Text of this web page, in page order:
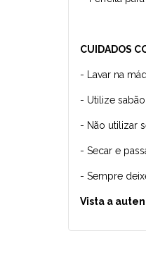
CUIDADOS
- Lavar na
- Utilize
- Não utilizar
- Secar e
- Sempre
Vista a